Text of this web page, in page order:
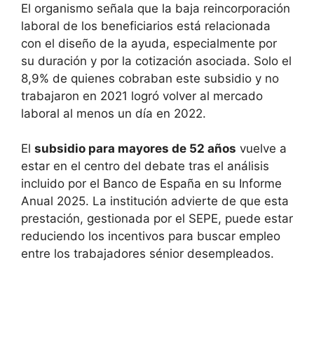
El organismo señala que la baja reincorporación
laboral de los beneficiarios está relacionada
con el diseño de la ayuda, especialmente por
su duración y por la cotización asociada. Solo el
8,9% de quienes cobraban este subsidio y no
trabajaron en 2021 logró volver al mercado
laboral al menos un día en 2022.
El subsidio para mayores de 52 años vuelve a
estar en el centro del debate tras el análisis
incluido por el Banco de España en su Informe
Anual 2025. La institución advierte de que esta
prestación, gestionada por el SEPE, puede estar
reduciendo los incentivos para buscar empleo
entre los trabajadores sénior desempleados.